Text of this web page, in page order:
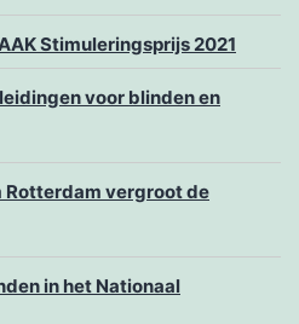
Stimuleringsprijs 2021
voor blinden en
Rotterdam vergroot de
in het Nationaal